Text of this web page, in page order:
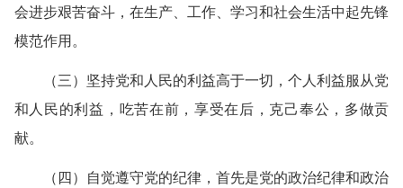
会进步艰苦奋斗，在生产、工作、学习和社会生活中起先锋
模范作用。
（三）坚持党和人民的利益高于一切，个人利益服从党
和人民的利益，吃苦在前，享受在后，克己奉公，多做贡
献。
（四）自觉遵守党的纪律，首先是党的政治纪律和政治